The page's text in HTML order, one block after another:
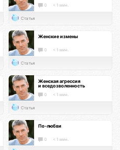
0 < 1 мин.
Статья
Женские измены
0 < 1 мин.
Статья
Женская агрессия
и вседозволенность
0 < 1 мин.
Статья
По-любви
0 < 1 мин.